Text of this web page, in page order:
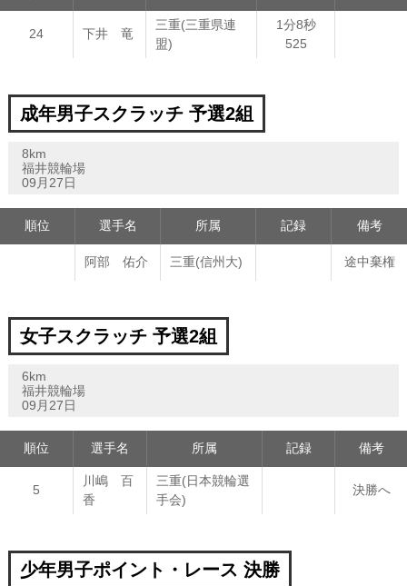
24 下井 竜
三重(三重県連
盟)
1分8秒
525
成年男子スクラッチ 予選2組
8km
福井競輪場
09月27日
順位 選手名 所属 記録 備考
阿部 佑介 三重(信州大) 途中棄権
女子スクラッチ 予選2組
6km
福井競輪場
09月27日
順位 選手名 所属 記録 備考
5
川嶋 百
香
三重(日本競輪選
手会)
決勝へ
少年男子ポイント・レース 決勝